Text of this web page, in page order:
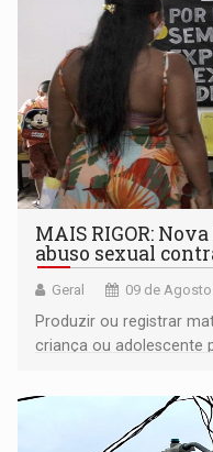
MAIS RIGOR:
abuso sexual
Geral 09 de
Produzir ou registrar
criança ou adolescente